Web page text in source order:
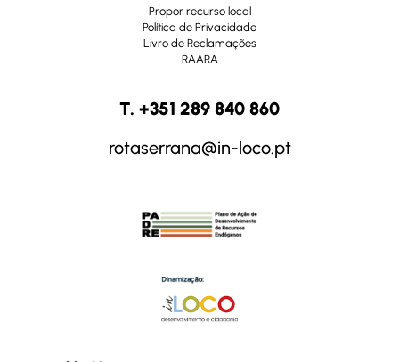
Propor recurso local
Política de Privacidade
Livro de Reclamações
RAARA
T. +351 289 840 860
rotaserrana@in-loco.pt